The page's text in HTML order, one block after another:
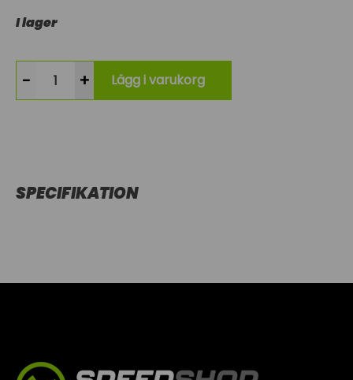
I lager
- + Lägg i varukorg
SPECIFIKATION